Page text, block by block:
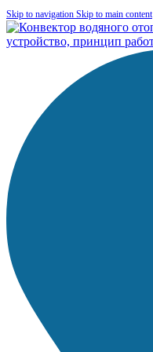
Skip to navigation Skip to main content